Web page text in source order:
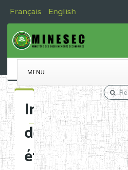
Français English
MENU
des
établissements